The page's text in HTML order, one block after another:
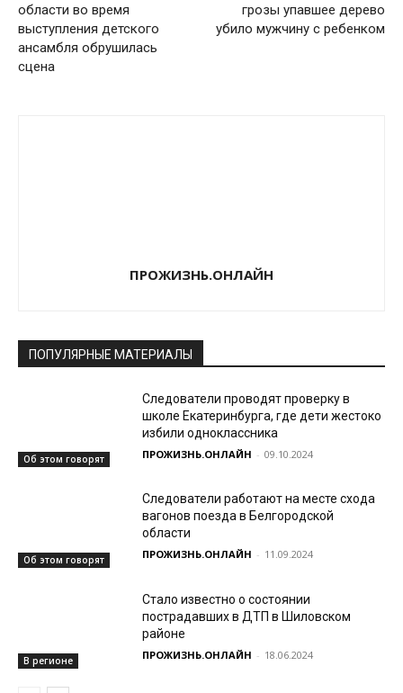
области во время
выступления детского
ансамбля обрушилась
сцена
грозы упавшее дерево
убило мужчину с ребенком
ПРОЖИЗНЬ.ОНЛАЙН
ПОПУЛЯРНЫЕ МАТЕРИАЛЫ
Об этом говорят
Следователи проводят проверку в
школе Екатеринбурга, где дети жестоко
избили одноклассника
ПРОЖИЗНЬ.ОНЛАЙН - 09.10.2024
Об этом говорят
Следователи работают на месте схода
вагонов поезда в Белгородской
области
ПРОЖИЗНЬ.ОНЛАЙН - 11.09.2024
В регионе
Стало известно о состоянии
пострадавших в ДТП в Шиловском
районе
ПРОЖИЗНЬ.ОНЛАЙН - 18.06.2024